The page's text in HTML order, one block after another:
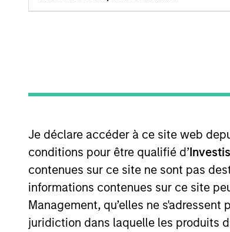
Je déclare accéder à ce site web
conditions pour être qualifié d’
contenues sur ce site ne sont pas
informations contenues sur ce site
Management, qu’elles ne
juridiction dans laquelle les produits
Overview
Overview
partnership with Calvert
consistent growth and stability